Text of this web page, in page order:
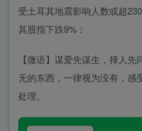
受土耳其地震影响人数或超
其股指下跌9%；
【微语】谋爱先谋生，择人
无的东西，一律视为没有，感
处理。